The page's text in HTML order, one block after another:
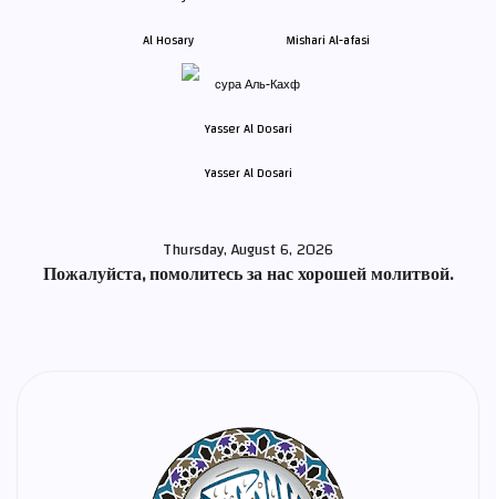
Al Hosary Mishari Al-afasi
Yasser Al Dosari
Thursday, August 6, 2026
Пожалуйста, помолитесь за нас хорошей молитвой.